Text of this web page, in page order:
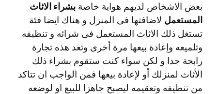
بعض الاشخاص لديهم هواية خاصة بشراء الاثاث
المستعمل لاضافتها فى المنزل و هناك ايضا فئة
تستغل ذلك الاثاث المستعمل فى شرائه و تنظيفه
وتلميعه وإعادة بيعها مرة أخرى وتعد هذه تجارة
رابحة جدا و لكن سواء كنت ستقوم بشراء ذلك
الأثاث لمنزلك أو لإعادة بيعها فمن الواجب ان تتاكد
من تنظيفه وتعقيمه ليصبح جاهزا للبيع او لوضعه